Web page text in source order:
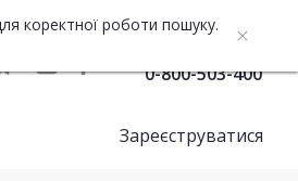
коректної роботи пошуку.
0-800-503-400
Зареєструватися